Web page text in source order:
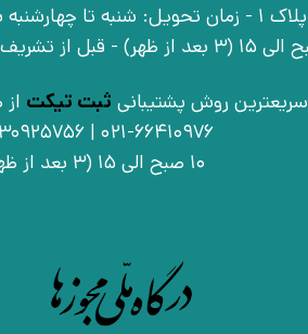
بن‌بست اوّل، پلاک 1 - زمان تحویل: شنبه
سریعترین روش پشتیبانی ثبت تیکت
10 صبح الی 15 (3 بعد از ظهر)